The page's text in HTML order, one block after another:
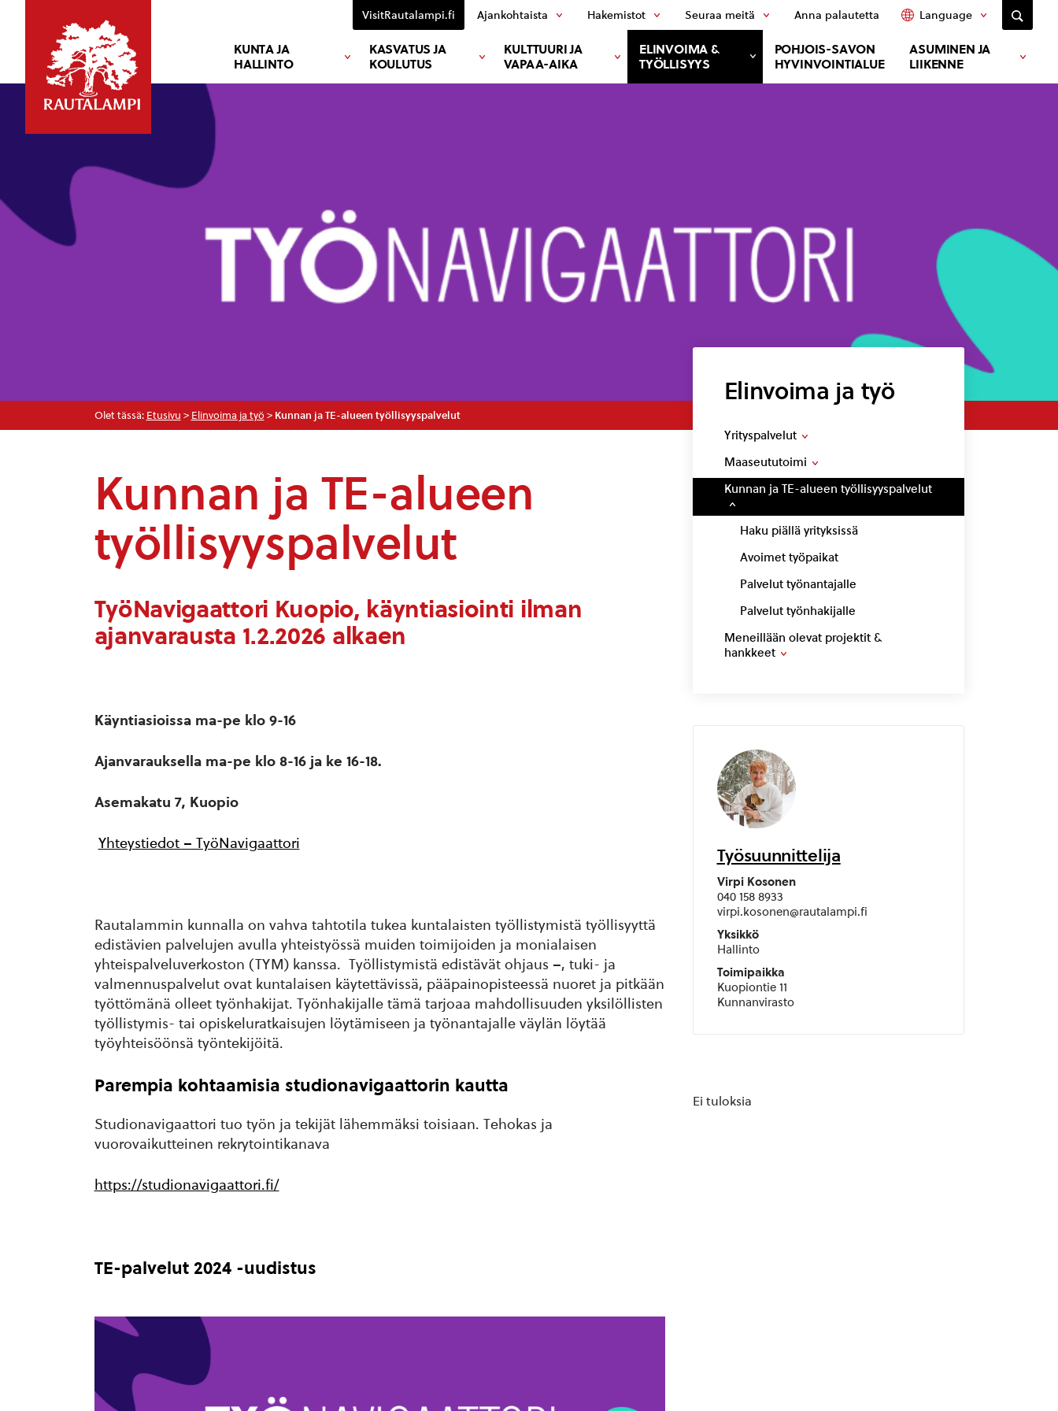
KUNTA JA
HALLINTO
KASVATUS JA
KOULUTUS
KULTTUURI JA
VAPAA-AIKA
ELINVOIMA &
TYÖLLISYYS
POHJOIS-SAVON
HYVINVOINTIALUE
ASUMINEN JA
LIIKENNE
VisitRautalampi.fi Ajankohtaista Hakemistot Seuraa meitä Anna palautetta Language
Olet tässä: Etusivu > Elinvoima ja työ> Kunnan ja TE-alueen työllisyyspalvelut
Elinvoima ja työ
Yrityspalvelut
Maaseututoimi
Kunnan ja TE-alueen työllisyyspalvelut
Haku piällä yrityksissä
Avoimet työpaikat
Palvelut työnantajalle
Palvelut työnhakijalle
Meneillään olevat projektit &
hankkeet
Työsuunnittelija
Virpi Kosonen
040 158 8933
virpi.kosonen@rautalampi.fi
Yksikkö
Hallinto
Toimipaikka
Kuopiontie 11
Kunnanvirasto
Ei tuloksia
Kunnan ja TE-alueen
työllisyyspalvelut
TyöNavigaattori Kuopio, käyntiasiointi ilman
ajanvarausta 1.2.2026 alkaen
Käyntiasioissa ma-pe klo 9-16
Ajanvarauksella ma-pe klo 8-16 ja ke 16-18.
Asemakatu 7, Kuopio
Yhteystiedot – TyöNavigaattori
Rautalammin kunnalla on vahva tahtotila tukea kuntalaisten työllistymistä työllisyyttä
edistävien palvelujen avulla yhteistyössä muiden toimijoiden ja monialaisen
yhteispalveluverkoston (TYM) kanssa. Työllistymistä edistävät ohjaus –, tuki- ja
valmennuspalvelut ovat kuntalaisen käytettävissä, pääpainopisteessä nuoret ja pitkään
työttömänä olleet työnhakijat. Työnhakijalle tämä tarjoaa mahdollisuuden yksilöllisten
työllistymis- tai opiskeluratkaisujen löytämiseen ja työnantajalle väylän löytää
työyhteisöönsä työntekijöitä.
Parempia kohtaamisia studionavigaattorin kautta
Studionavigaattori tuo työn ja tekijät lähemmäksi toisiaan. Tehokas ja
vuorovaikutteinen rekrytointikanava
https://studionavigaattori.fi/
TE-palvelut 2024 -uudistus